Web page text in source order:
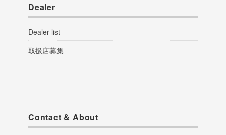
Dealer
Dealer list
取扱店募集
Contact & About